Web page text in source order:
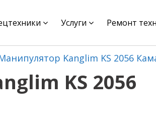
Услуги Ремонт
Kanglim KS 2056
KS 2056